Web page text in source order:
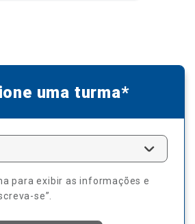
uma turma*
para exibir as informações e
se”.